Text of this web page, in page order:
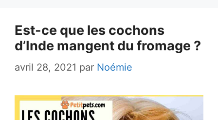
Est-ce que les cochons
d’Inde mangent du fromage ?
avril 28, 2021 par Noémie